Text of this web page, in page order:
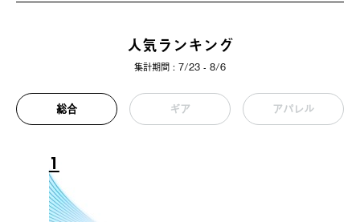
人気ランキング
集計期間 : 7/23 - 8/6
総合 ギア アパレル
1